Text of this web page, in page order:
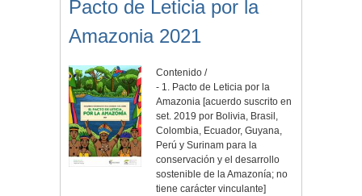
Pacto de Leticia por la
Amazonia 2021
Contenido /
- 1. Pacto de Leticia por la
Amazonia [acuerdo suscrito en
set. 2019 por Bolivia, Brasil,
Colombia, Ecuador, Guyana,
Perú y Surinam para la
conservación y el desarrollo
sostenible de la Amazonía; no
tiene carácter vinculante]